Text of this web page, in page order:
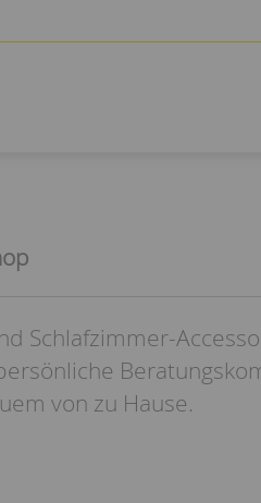
Schlafzimmer-
von zu Hause.